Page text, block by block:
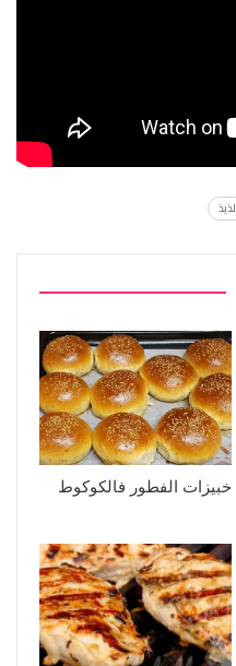
لذيذ
خبيزات الفطور فالكوكوط